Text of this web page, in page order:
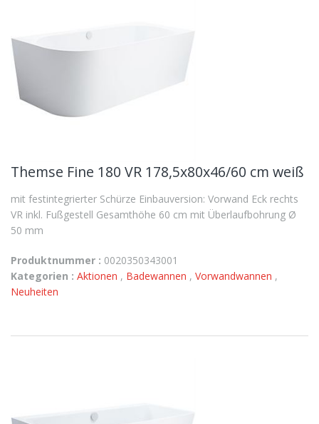
Themse Fine 180 VR 178,5x80x46/60 cm weiß
mit festintegrierter Schürze Einbauversion: Vorwand Eck rechts
VR inkl. Fußgestell Gesamthöhe 60 cm mit Überlaufbohrung Ø
50 mm
Produktnummer : 0020350343001
Kategorien : Aktionen , Badewannen , Vorwandwannen ,
Neuheiten